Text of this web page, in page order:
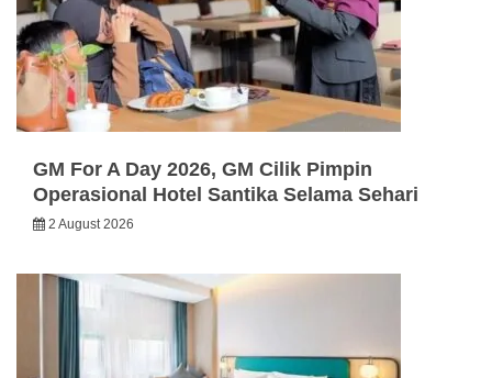
GM For A Day 2026, GM Cilik Pimpin
Operasional Hotel Santika Selama Sehari
2 August 2026